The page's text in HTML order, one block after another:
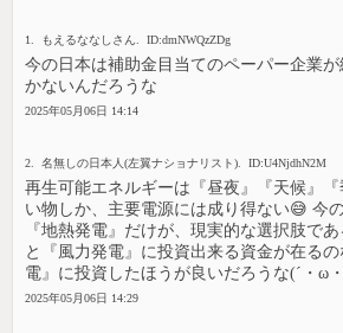
1. もえるななしさん. ID:dmNWQzZDg
今の日本は補助金目当てのペーパー企業
かないんだろうな
2025年05月06日 14:14
2. 名無しの日本人(左翼ナショナリスト). ID:U4NjdhN2M
再生可能エネルギーは『昼夜』『天候』
い物しか、主要電源には成り得ない😅 今
『地熱発電』だけが、現実的な選択肢で
と『風力発電』に投資出来る資金が在る
電』に投資したほうが良いだろうな(´・ω
2025年05月06日 14:29